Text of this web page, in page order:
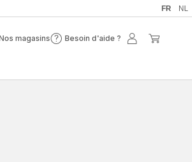
FR NL
magasins Besoin d'aide ?
Besoin
Mon